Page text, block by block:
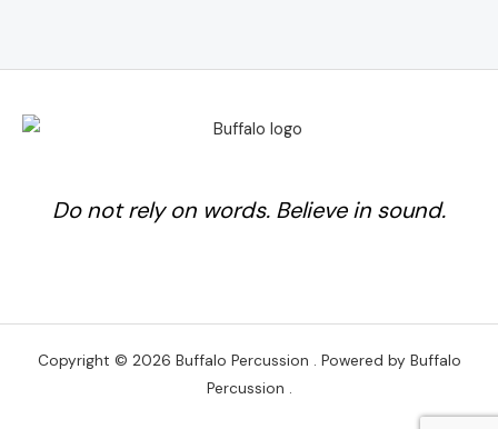
Do not rely on words. Believe in sound.
Copyright © 2026 Buffalo Percussion . Powered by Buffalo
Percussion .